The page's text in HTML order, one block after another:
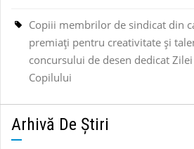
Copiii membrilor de sindicat din
premiați pentru creativitate și
concursului de desen dedicat
Copilului
Arhivă De Știri